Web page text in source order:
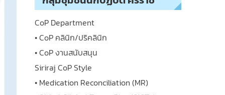
CoP Department
• CoP คลินิก/ปริคลินิก
• CoP งานสนับสนุน
Siriraj CoP Style
• Medication Reconciliation (MR)